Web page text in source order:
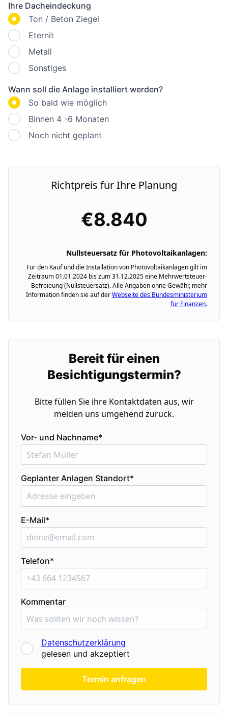
Ihre Dacheindeckung
Ton / Beton Ziegel
Eternit
Metall
Sonstiges
Wann soll die Anlage installiert werden?
So bald wie möglich
Binnen 4 -6 Monaten
Noch nicht geplant
Richtpreis für Ihre Planung
€8.840
Nullsteuersatz für Photovoltaikanlagen:
Für den Kauf und die Installation von Photovoltaikanlagen gilt im
Zeitraum 01.01.2024 bis zum 31.12.2025 eine Mehrwertsteuer-
Befreieung (Nullsteuersatz). Alle Angaben ohne Gewähr, mehr
Information finden sie auf derWebseite des Bundesministerium
für Finanzen.
Bereit für einen
Besichtigungstermin?
Bitte füllen Sie ihre Kontaktdaten aus, wir
melden uns umgehend zurück.
Vor- und Nachname*
Geplanter Anlagen Standort*
E-Mail*
Telefon*
Kommentar
Datenschutzerklärung
gelesen und akzeptiert
Termin anfragen